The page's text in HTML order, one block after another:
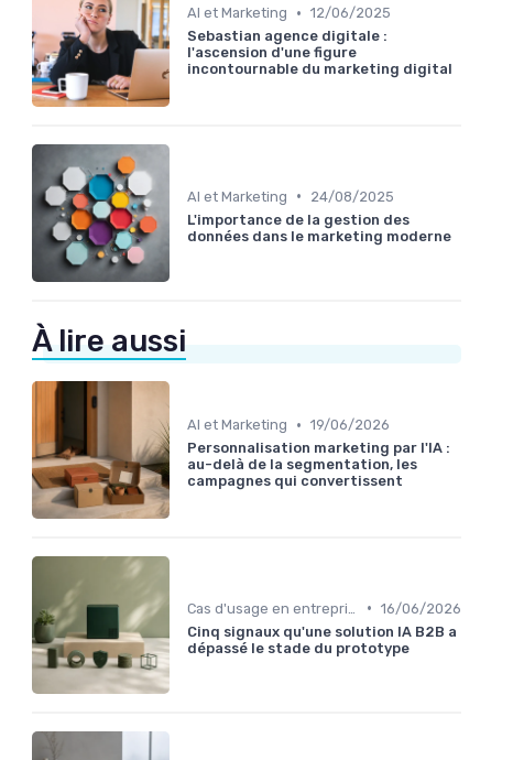
AI et Marketing • 12/06/2025
Sebastian agence digitale :
l'ascension d'une figure
incontournable du marketing digital
AI et Marketing •
24/08/2025
L'importance de la gestion des
données dans le marketing moderne
À lire aussi
AI et Marketing • 19/06/2026
Personnalisation marketing par l'IA :
au-delà de la segmentation, les
campagnes qui convertissent
• 16/06/2026
Cinq signaux qu'une solution IA B2B a
dépassé le stade du prototype